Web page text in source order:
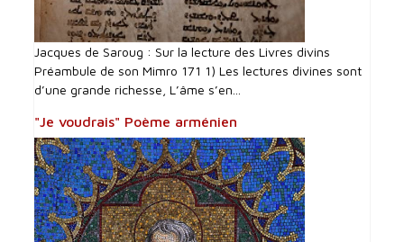
Jacques de Saroug : Sur la lecture des Livres divins
Préambule de son Mimro 171 1) Les lectures divines sont
d’une grande richesse, L’âme s’en...
"Je voudrais" Poème arménien